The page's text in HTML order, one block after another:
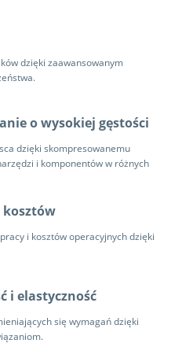
dzięki zaawansowanym
o wysokiej gęstości
dzięki skompresowanemu
i komponentów w różnych
kosztów
i kosztów operacyjnych dzięki
i elastyczność
się wymagań dzięki